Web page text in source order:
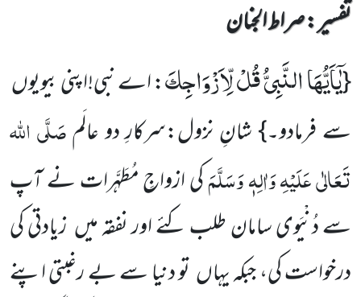
تفسیر : ‎صراط الجنان
{یٰۤاَیُّهَا النَّبِیُّ قُلْ لِّاَزْوَاجِكَ: اے نبی!اپنی بیویوں
سے فرمادو۔} شانِ نزول:سرکارِ دو عالَمصَلَّی اللہ
تَعَالٰی عَلَیْہِ وَاٰلِہٖ وَسَلَّمَکی ازواجِ مُطَہَّرات نے آپ
سے دُنْیَوی سامان طلب کئے اور نفقہ میں زیادتی کی
درخواست کی، جبکہ یہاں تو دنیا سے بے رغبتی اپنے